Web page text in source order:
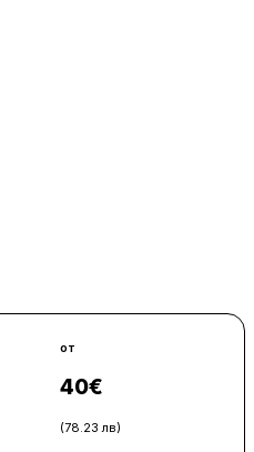
от
40€
(78.23 лв)